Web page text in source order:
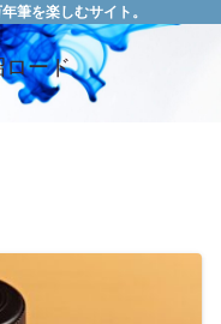
筆を楽しむサイト。
ロード